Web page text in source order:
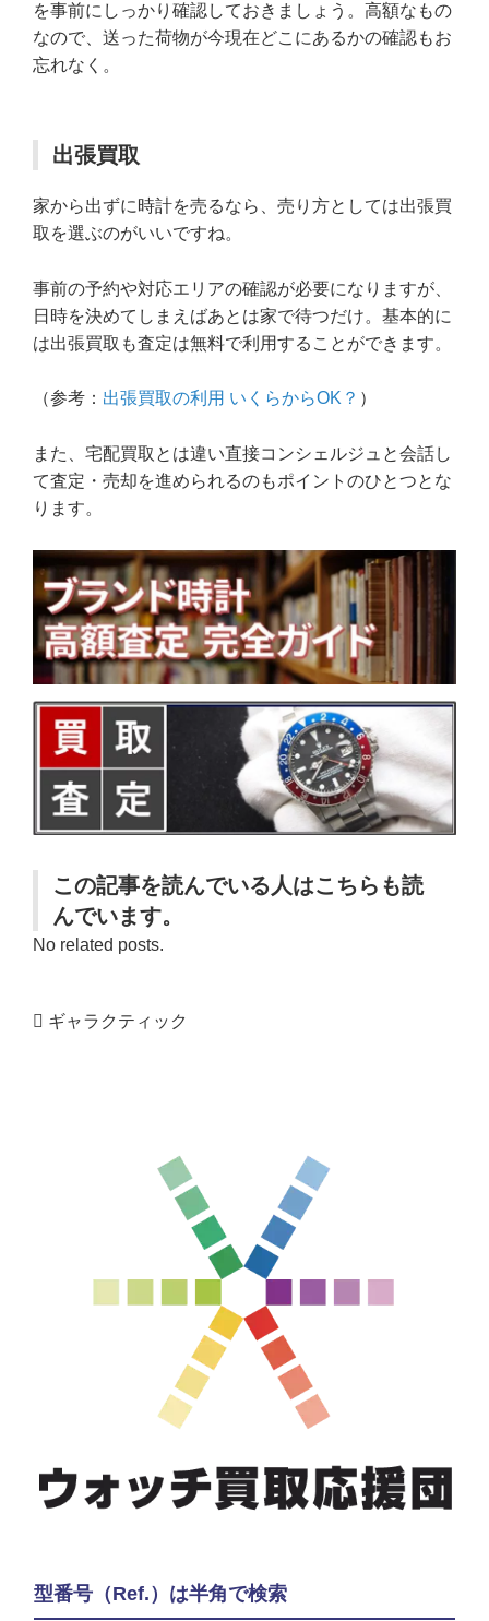
を事前にしっかり確認しておきましょう。高額なもの
なので、送った荷物が今現在どこにあるかの確認もお
忘れなく。
出張買取
家から出ずに時計を売るなら、売り方としては出張買
取を選ぶのがいいですね。
事前の予約や対応エリアの確認が必要になりますが、
日時を決めてしまえばあとは家で待つだけ。基本的に
は出張買取も査定は無料で利用することができます。
（参考： 出張買取の利用 いくらからOK？ ）
また、宅配買取とは違い直接コンシェルジュと会話し
て査定・売却を進められるのもポイントのひとつとな
ります。
この記事を読んでいる人はこちらも読
んでいます。
No related posts.
ギャラクティック
型番号（Ref.）は半角で検索